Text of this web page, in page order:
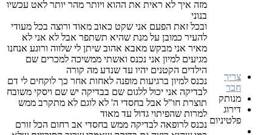
צריך
חבר
מנותק
דירוג
פלטיניום
מזה איך לא ראית את ההוא ויותר מהר יותר לאט עכשיו
בנוני
ובכל זאת הפעם אני שקט כאוב מאוד ורוצה בכל מעודי
להעיר כמובן על מנת שהיא תשתפר אבל לא אני לא
מאיר אני מבקש מאבא אהוב שיתן לי שלווה ורוגע אנחנו
מגיעים למיון אני נכנס ואשתי ממשיכה למכרים שם
הילדים הקטנים יהיו עד שנדע מה קורה
נכנס למיון ברגיעות מופנה לאחות אחר כך לוקחים לי דם
לבדיקה אני יכול ללגום שם בבדיקה יש שם ויסקי משובח
תוצרת חו"ל אבל בחסדי ה' לא לוגם לא מתקרב ממש
למרות שהפיתוי גדול עד מאוד
נכנס לרופאה לבדיקה ממש בחסדי אב רחום הכל זורם